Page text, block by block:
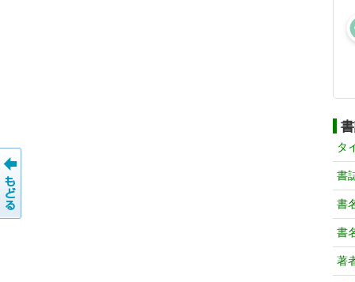
タ
書
書
書
著